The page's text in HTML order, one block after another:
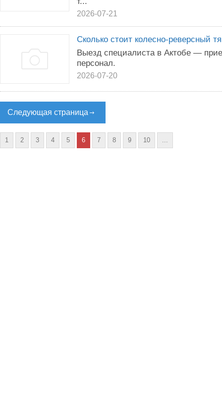
2026-07-21
Сколько стоит колесно-реверсный
Выезд специалиста в Актобе —
персонал.
2026-07-20
Следующая страница
1 2 3 4 5 6 7 8 9 10 ...